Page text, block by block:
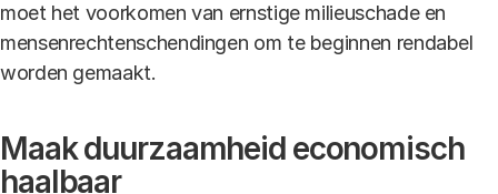
moet het voorkomen van ernstige milieuschade en
mensenrechtenschendingen om te beginnen rendabel
worden gemaakt.
Maak duurzaamheid economisch
haalbaar